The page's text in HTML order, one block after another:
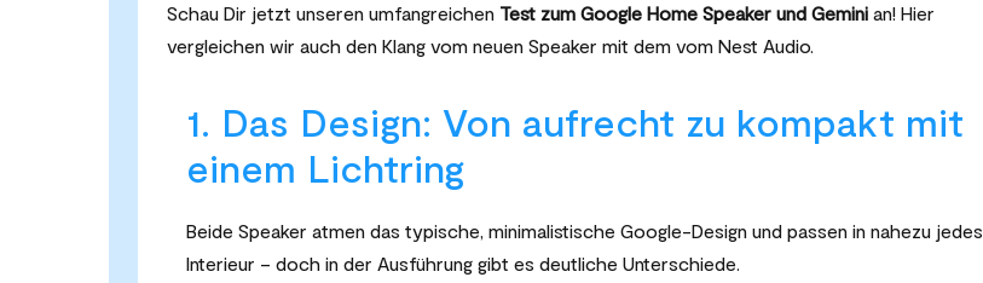
Schau Dir jetzt unseren umfangreichen Test zum Google Home Speaker und Gemini an! Hier
vergleichen wir auch den Klang vom neuen Speaker mit dem vom Nest Audio.
1. Das Design: Von aufrecht zu kompakt mit
einem Lichtring
Beide Speaker atmen das typische, minimalistische Google-Design und passen in nahezu jedes
Interieur – doch in der Ausführung gibt es deutliche Unterschiede.